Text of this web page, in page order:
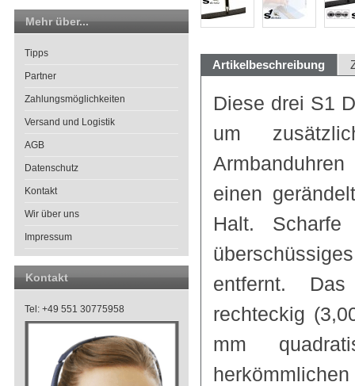
Artikelbeschreibung
Diese drei S1
um
einen
Halt.
entfernt.
rechteckig
mm
Mehr über...
Tipps
Partner
Zahlungsmöglichkeiten
Versand und Logistik
AGB
Datenschutz
Kontakt
Wir über uns
Impressum
Kontakt
Tel: +49 551 30775958